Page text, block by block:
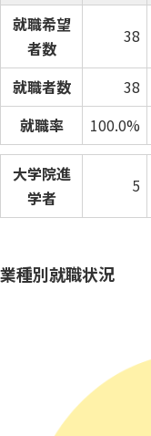
就職希望
者数
38
就職者数 38
就職率
100.0%
大学院進
学者
5
業種別就職状況